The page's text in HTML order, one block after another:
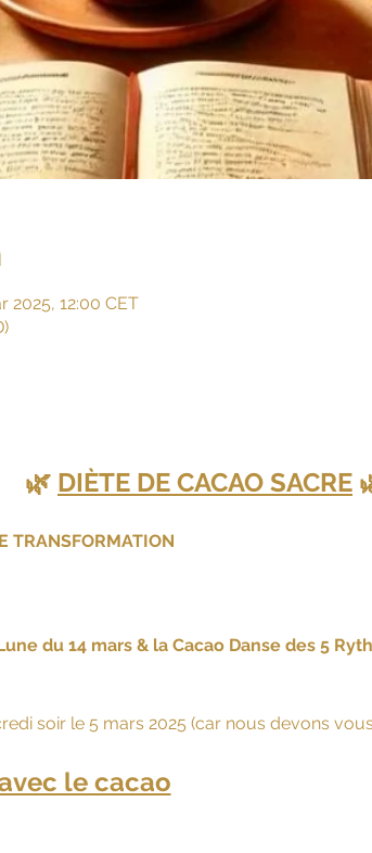
2025, 12:00 CET
🌿 DIÈTE DE CACAO SACRE
TRANSFORMATION
du 14 mars & la Cacao Danse des 5
soir le 5 mars 2025 (car nous devons
le cacao